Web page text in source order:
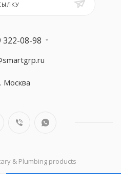
322-08-98
Москва
& Plumbing products